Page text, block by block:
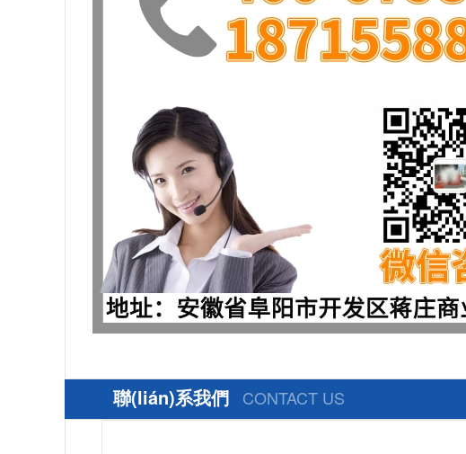
聯(lián)系我們 CONTACT US